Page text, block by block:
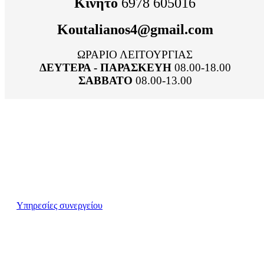
Κοutalianos4@gmail.com
ΩΡΑΡΙΟ ΛΕΙΤΟΥΡΓΙΑΣ
ΔΕΥΤΕΡΑ - ΠΑΡΑΣΚΕΥΗ08.00-18.00
ΣΑΒΒΑΤΟ 08.00-13.00
Υπηρεσίες συνεργείου